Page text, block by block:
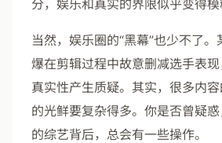
分，娱乐和真实的界限似乎变得模
当然，娱乐圈的“黑幕”也少不了
爆在剪辑过程中故意删减选手表
真实性产生质疑。其实，很多内容
的光鲜要复杂得多。你是否曾疑
的综艺背后，总会有一些操作。